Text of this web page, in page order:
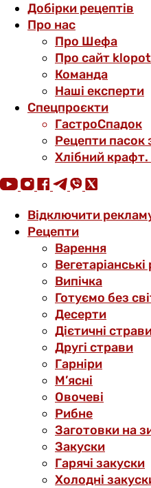
Добірки рецептів
Про нас
Про Шефа
Про сайт
Команда
Наші експерти
Спецпроєкти
ГастроСпадок
Рецепти пасок
Хлібний крафт.
Відключити
Рецепти
Варення
Випічка
Готуємо без
Десерти
Дієтичні
Другі страви
Гарніри
М’ясні
Овочеві
Рибне
Заготовки на
Закуски
Гарячі закуски
Холодні